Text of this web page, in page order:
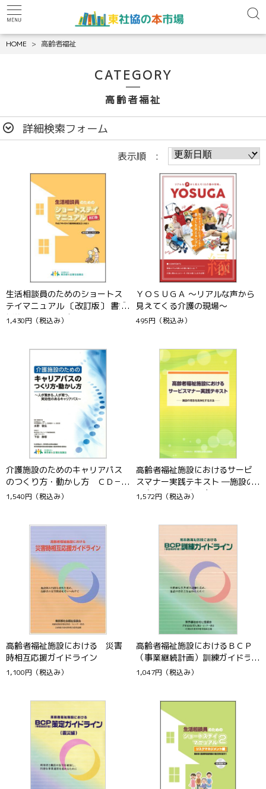
HOME 高齢者福祉
CATEGORY
高齢者福祉
詳細検索フォーム
表示順 :
生活相談員のためのショートス
テイマニュアル 〔改訂版〕 書式
例集CD-ROMつき
1,430円 （税込み）
ＹＯＳＵＧＡ ～リアルな声から
見えてくる介護の現場～
495円 （税込み）
介護施設のためのキャリアパス
のつくり方・動かし方 ＣＤ－
ＲＯＭ付き
1,540円 （税込み）
高齢者福祉施設におけるサービ
スマナー実践テキスト ―施設の
理念を具体化する方法―
1,572円 （税込み）
高齢者福祉施設における 災害
時相互応援ガイドライン
1,100円 （税込み）
高齢者福祉施設におけるＢＣＰ
（事業継続計画）訓練ガイドラ
イン
1,047円 （税込み）